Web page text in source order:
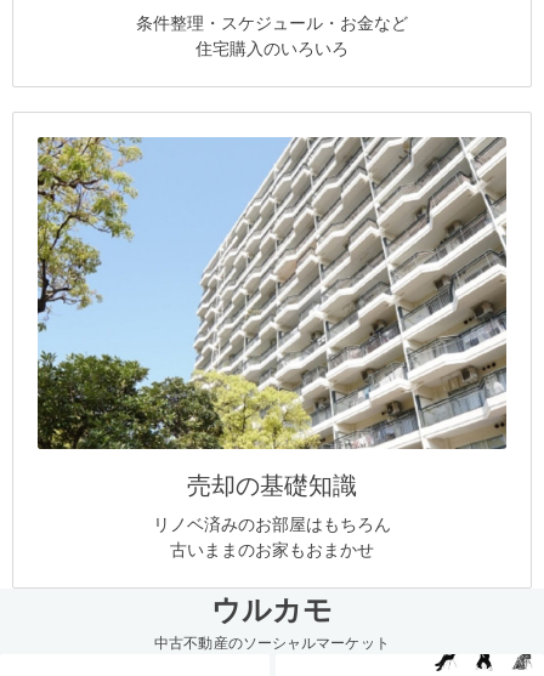
条件整理・スケジュール・お金など
住宅購入のいろいろ
売却の基礎知識
リノベ済みのお部屋はもちろん
古いままのお家もおまかせ
ウルカモ
中古不動産のソーシャルマーケット